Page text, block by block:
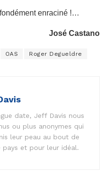
enraciné !…
José Castano
OAS Roger Degueldre
date, Jeff Davis nous
ou plus anonymes qui
leur peau au bout de
et pour leur idéal.